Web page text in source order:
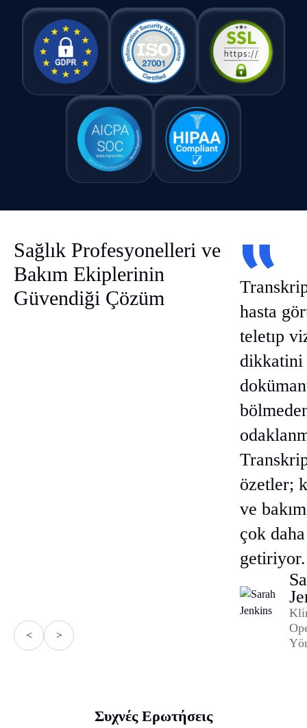
Sağlık Profesyonelleri ve
Bakım Ekiplerinin
Güvendiği Çözüm
< >
hasta
teletıp
dikkatini
özetler;
ve
çok
getiriyor.
Συχνές Ερωτήσεις